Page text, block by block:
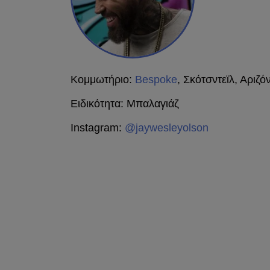
Κομμωτήριο: Bespoke, Σκότσντεϊλ,
Ειδικότητα: Μπαλαγιάζ
Instagram: @jaywesleyolson